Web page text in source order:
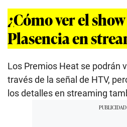
¿Cómo ver el
Plasencia en
Los Premios Heat se podrán
través de la señal de HTV,
los detalles en streaming